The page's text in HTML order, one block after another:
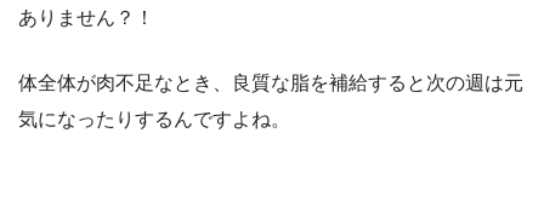
ありません？！
体全体が肉不足なとき、良質な脂を補給すると次の週は元
気になったりするんですよね。